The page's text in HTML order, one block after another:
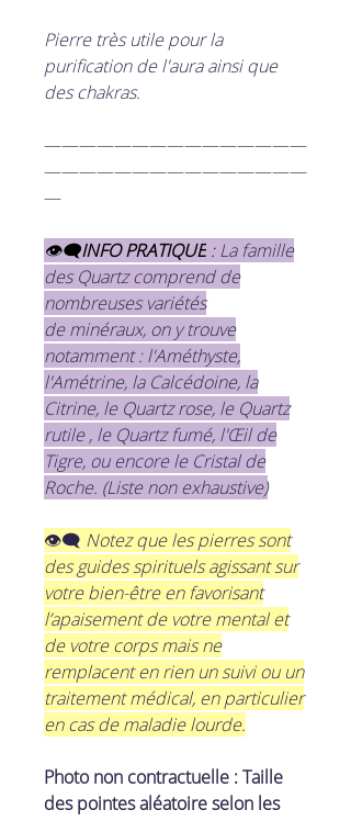
Pierre très utile pour la
purification de l'aura ainsi que
des chakras.
———————————————
———————————————
—
👁‍🗨INFO PRATIQUE :La famille
des Quartz comprend de
nombreuses variétés
de minéraux, on y trouve
notamment : l'Améthyste,
l'Amétrine, la Calcédoine, la
Citrine, le Quartz rose, le Quartz
rutile , le Quartz fumé, l'Œil de
Tigre, ou encore le Cristal de
Roche. (Liste non exhaustive)
​👁‍🗨 Notez que les pierres sont
des guides spirituels agissant sur
votre bien-être en favorisant
l’apaisement de votre mental et
de votre corps mais ne
remplacent en rien un suivi ou un
traitement médical, en particulier
en cas de maladie lourde.
Photo non contractuelle : Taille
des pointes aléatoire selon les